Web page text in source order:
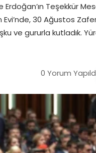
Teşekkür
30 Ağustos
ve gururla kutladık.
0 Yorum